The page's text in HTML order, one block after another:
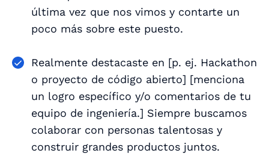
última vez que nos vimos y contarte un
poco más sobre este puesto.
Realmente destacaste en [p. ej. Hackathon
o proyecto de código abierto] [menciona
un logro específico y/o comentarios de tu
equipo de ingeniería.] Siempre buscamos
colaborar con personas talentosas y
construir grandes productos juntos.